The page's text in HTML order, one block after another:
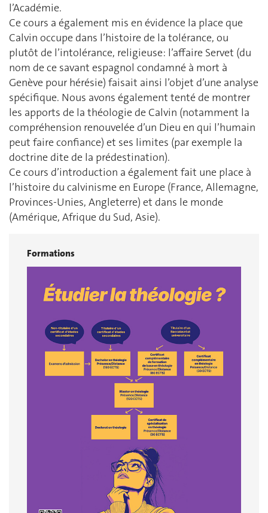
l’Académie.
Ce cours a également mis en évidence la place que
Calvin occupe dans l’histoire de la tolérance, ou
plutôt de l’intolérance, religieuse: l’affaire Servet (du
nom de ce savant espagnol condamné à mort à
Genève pour hérésie) faisait ainsi l’objet d’une analyse
spécifique. Nous avons également tenté de montrer
les apports de la théologie de Calvin (notamment la
compréhension renouvelée d’un Dieu en qui l’humain
peut faire confiance) et ses limites (par exemple la
doctrine dite de la prédestination).
Ce cours d’introduction a également fait une place à
l’histoire du calvinisme en Europe (France, Allemagne,
Provinces-Unies, Angleterre) et dans le monde
(Amérique, Afrique du Sud, Asie).
Formations